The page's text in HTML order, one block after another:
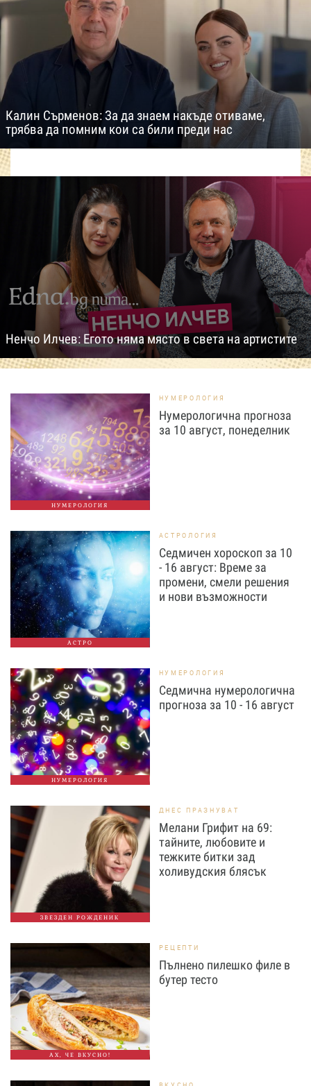
Калин Сърменов: За да знаем накъде отиваме,
трябва да помним кои са били преди нас
Ненчо Илчев: Егото няма място в света на артистите
НУМЕРОЛОГИЯ
НУМЕРОЛОГИЯ
Нумерологична прогноза
за 10 август, понеделник
АСТРО
АСТРОЛОГИЯ
Седмичен хороскоп за 10
- 16 август: Време за
промени, смели решения
и нови възможности
НУМЕРОЛОГИЯ
НУМЕРОЛОГИЯ
Седмична нумерологична
прогноза за 10 - 16 август
ЗВЕЗДЕН РОЖДЕНИК
ДНЕС ПРАЗНУВАТ
Мелани Грифит на 69:
тайните, любовите и
тежките битки зад
холивудския блясък
АХ, ЧЕ ВКУСНО!
РЕЦЕПТИ
Пълнено пилешко филе в
бутер тесто